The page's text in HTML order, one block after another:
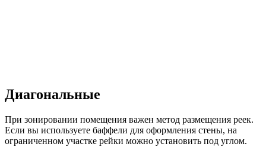
Диагональные
При зонировании помещения важен метод размещения реек.
Если вы используете баффели для оформления стены, на
ограниченном участке рейки можно установить под углом.